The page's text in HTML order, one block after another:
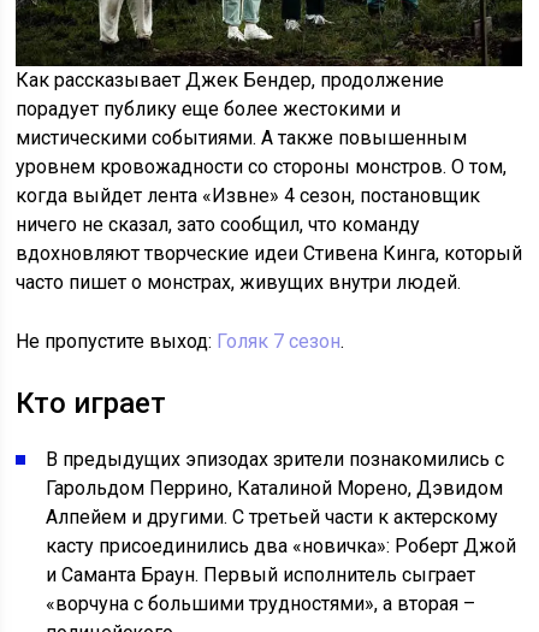
Как рассказывает Джек Бендер, продолжение
порадует публику еще более жестокими и
мистическими событиями. А также повышенным
уровнем кровожадности со стороны монстров. О том,
когда выйдет лента «Извне» 4 сезон, постановщик
ничего не сказал, зато сообщил, что команду
вдохновляют творческие идеи Стивена Кинга, который
часто пишет о монстрах, живущих внутри людей.
Не пропустите выход: Голяк 7 сезон.
Кто играет
В предыдущих эпизодах зрители познакомились с
Гарольдом Перрино, Каталиной Морено, Дэвидом
Алпейем и другими. С третьей части к актерскому
касту присоединились два «новичка»: Роберт Джой
и Саманта Браун. Первый исполнитель сыграет
«ворчуна с большими трудностями», а вторая –